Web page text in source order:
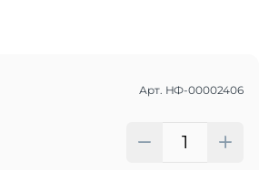
Арт. НФ-00002406